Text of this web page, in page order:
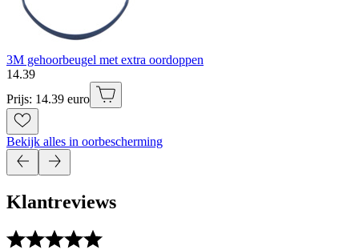
3M gehoorbeugel met extra oordoppen
14.39
Prijs: 14.39 euro
Bekijk alles in oorbescherming
Klantreviews